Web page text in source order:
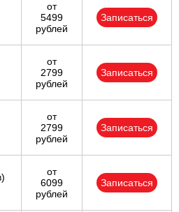
от
5499
рублей
Записаться
от
2799
рублей
Записаться
от
2799
рублей
Записаться
от
6099
рублей
Записаться